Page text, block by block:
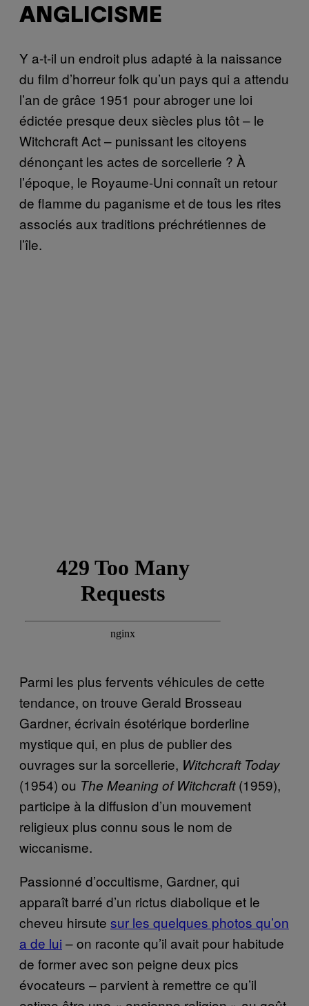
ANGLICISME
Y a-t-il un endroit plus adapté à la naissance
du film d’horreur folk qu’un pays qui a attendu
l’an de grâce 1951 pour abroger une loi
édictée presque deux siècles plus tôt – le
Witchcraft Act – punissant les citoyens
dénonçant les actes de sorcellerie ? À
l’époque, le Royaume-Uni connaît un retour
de flamme du paganisme et de tous les rites
associés aux traditions préchrétiennes de
l’île.
Parmi les plus fervents véhicules de cette
tendance, on trouve Gerald Brosseau
Gardner, écrivain ésotérique borderline
mystique qui, en plus de publier des
ouvrages sur la sorcellerie, Witchcraft Today
(1954) ou The Meaning of Witchcraft(1959),
participe à la diffusion d’un mouvement
religieux plus connu sous le nom de
wiccanisme.
Passionné d’occultisme, Gardner, qui
apparaît barré d’un rictus diabolique et le
cheveu hirsute sur les quelques photos qu’on
a de lui – on raconte qu’il avait pour habitude
de former avec son peigne deux pics
évocateurs – parvient à remettre ce qu’il